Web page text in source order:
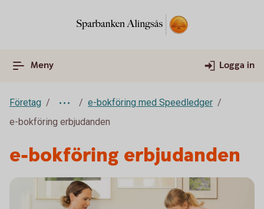
Meny Logga in
Företag
e-bokföring med Speedledger
e-bokföring erbjudanden
e-bokföring erbjudanden